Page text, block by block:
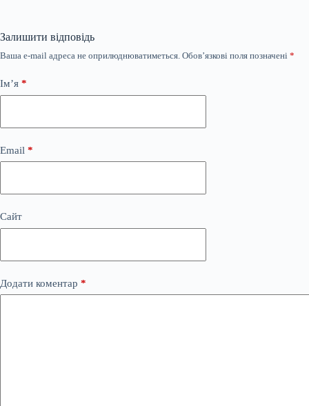
Залишити відповідь
Ваша e-mail адреса не оприлюднюватиметься. Обов’язкові поля позначені *
Ім’я *
Email *
Сайт
Додати коментар *